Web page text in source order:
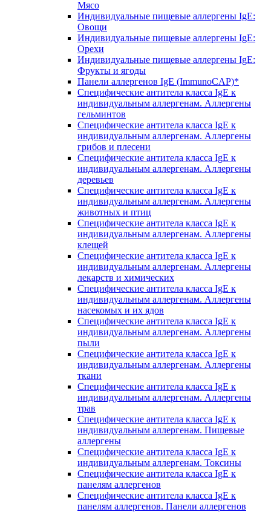
Мясо
Индивидуальные пищевые аллергены IgE:
Овощи
Индивидуальные пищевые аллергены IgE:
Орехи
Индивидуальные пищевые аллергены IgE:
Фрукты и ягоды
Панели аллергенов IgE (ImmunoCAP)*
Специфические антитела класса IgE к
индивидуальным аллергенам. Аллергены
гельминтов
Специфические антитела класса IgE к
индивидуальным аллергенам. Аллергены
грибов и плесени
Специфические антитела класса IgE к
индивидуальным аллергенам. Аллергены
деревьев
Специфические антитела класса IgE к
индивидуальным аллергенам. Аллергены
животных и птиц
Специфические антитела класса IgE к
индивидуальным аллергенам. Аллергены
клещей
Специфические антитела класса IgE к
индивидуальным аллергенам. Аллергены
лекарств и химических
Специфические антитела класса IgE к
индивидуальным аллергенам. Аллергены
насекомых и их ядов
Специфические антитела класса IgE к
индивидуальным аллергенам. Аллергены
пыли
Специфические антитела класса IgE к
индивидуальным аллергенам. Аллергены
ткани
Специфические антитела класса IgE к
индивидуальным аллергенам. Аллергены
трав
Специфические антитела класса IgE к
индивидуальным аллергенам. Пищевые
аллергены
Специфические антитела класса IgE к
индивидуальным аллергенам. Токсины
Специфические антитела класса IgE к
панелям аллергенов
Специфические антитела класса IgE к
панелям аллергенов. Панели аллергенов